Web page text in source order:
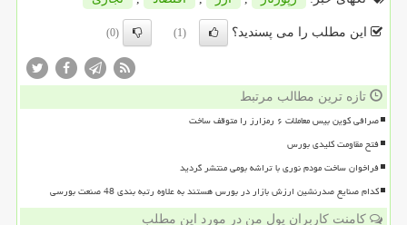
این مطلب را می پسندید؟ (1)
(0)
تازه ترین مطالب مرتبط
صرافی کوین بیس معاملات ۶ رمزارز را متوقف ساخت
فتح مقاومت کلیدی بورس
فراخوان ساخت مودم نوری با تراشه بومی منتشر گردید
کدام صنایع صدرنشین ارزش بازار در بورس هستند به علاوه رتبه بندی 48 صنعت بورسی
کامنت کاربران پول من در مورد این مطلب